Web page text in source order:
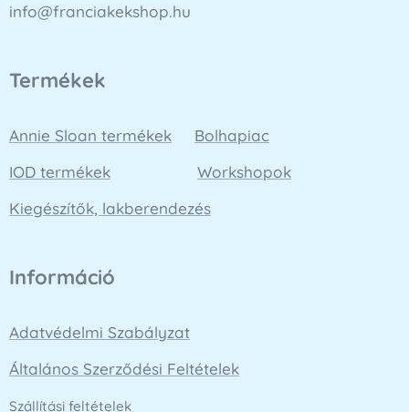
info@franciakekshop.hu
Termékek
Annie Sloan termékek
Bolhapiac
IOD termékek
Workshopok
Kiegészítők, lakberendezés
Információ
Adatvédelmi Szabályzat
Általános Szerződési Feltételek
Szállítási feltételek